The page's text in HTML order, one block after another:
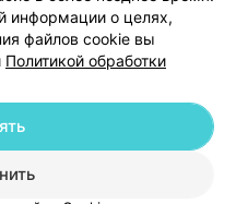
| 220012, Республика Беларусь,
пом. 16 | help@103.by
информации о целях,
файлов cookie вы
Политикой обработки